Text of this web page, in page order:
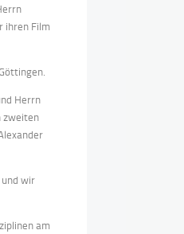
ihren Film
Herrn
zweiten
wir
am